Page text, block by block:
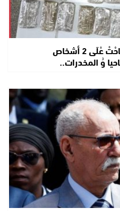
فرقة مكافحة العصابات طَاحْتْ عْلَى 2 أشخاص
وُ المخدرات..